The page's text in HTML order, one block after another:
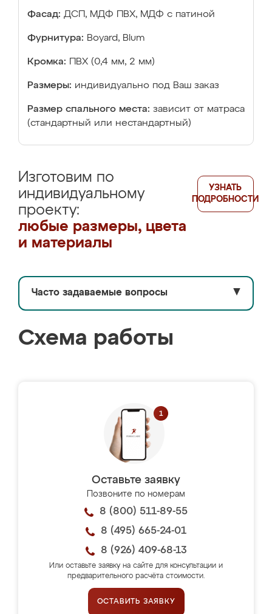
Фасад: ДСП, МДФ ПВХ, МДФ с патиной
Фурнитура: Boyard, Blum
Кромка: ПВХ (0,4 мм, 2 мм)
Размеры: индивидуально под Ваш заказ
Размер спального места: зависит от матраса
(стандартный или нестандартный)
Изготовим по
индивидуальному
проекту:
любые размеры, цвета
и материалы
УЗНАТЬ
ПОДРОБНОСТИ
Часто задаваемые вопросы ▼
Схема работы
Оставьте заявку
Позвоните по номерам
8 (800) 511-89-55
8 (495) 665-24-01
8 (926) 409-68-13
Или оставьте заявку на сайте для консультации и
предварительного расчёта стоимости.
ОСТАВИТЬ ЗАЯВКУ